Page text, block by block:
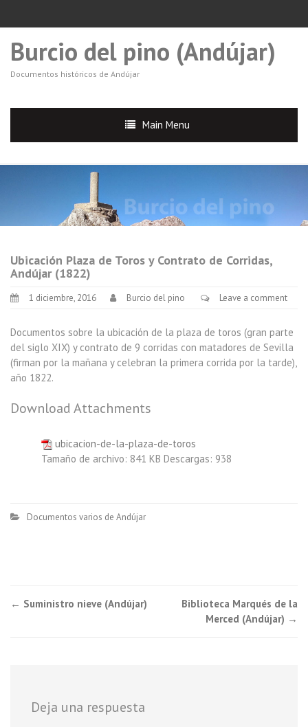
Burcio del pino (Andújar)
Documentos históricos de Andújar
Main Menu
Ubicación Plaza de Toros y Contrato de Corridas,
Andújar (1822)
1 diciembre, 2016 Burcio del pino Leave a comment
Documentos sobre la ubicación de la plaza de toros (gran parte
del siglo XIX) y contrato de 9 corridas con matadores de Sevilla
(firman por la mañana y celebran la primera corrida por la tarde),
año 1822.
Download Attachments
ubicacion-de-la-plaza-de-toros
Tamaño de archivo: 841 KB Descargas: 938
Documentos varios de Andújar
← Suministro nieve (Andújar)
Biblioteca Marqués de la
Merced (Andújar) →
Deja una respuesta